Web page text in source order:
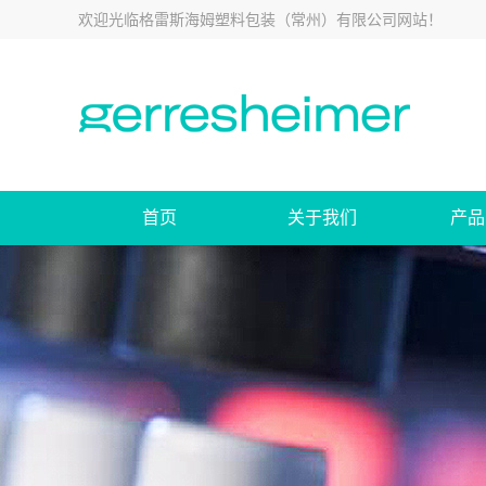
欢迎光临格雷斯海姆塑料包装（常州）有限公司网站！
首页 关于我们 产